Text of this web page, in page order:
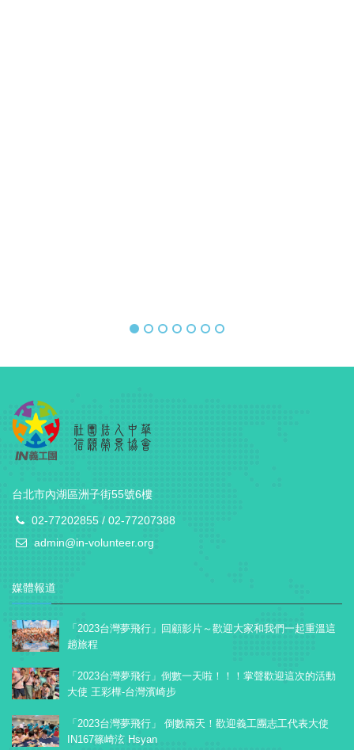
台北市內湖區洲子街55號6樓
02-77202855 / 02-77207388
admin@in-volunteer.org
媒體報道
「2023台灣夢飛行」回顧影片～歡迎大家和我們一起重溫這
趟旅程
「2023台灣夢飛行」倒數一天啦！！！掌聲歡迎這次的活動
大使 王彩樺-台灣濱崎步
「2023台灣夢飛行」 倒數兩天！歡迎義工團志工代表大使
IN167篠崎泫 Hsyan